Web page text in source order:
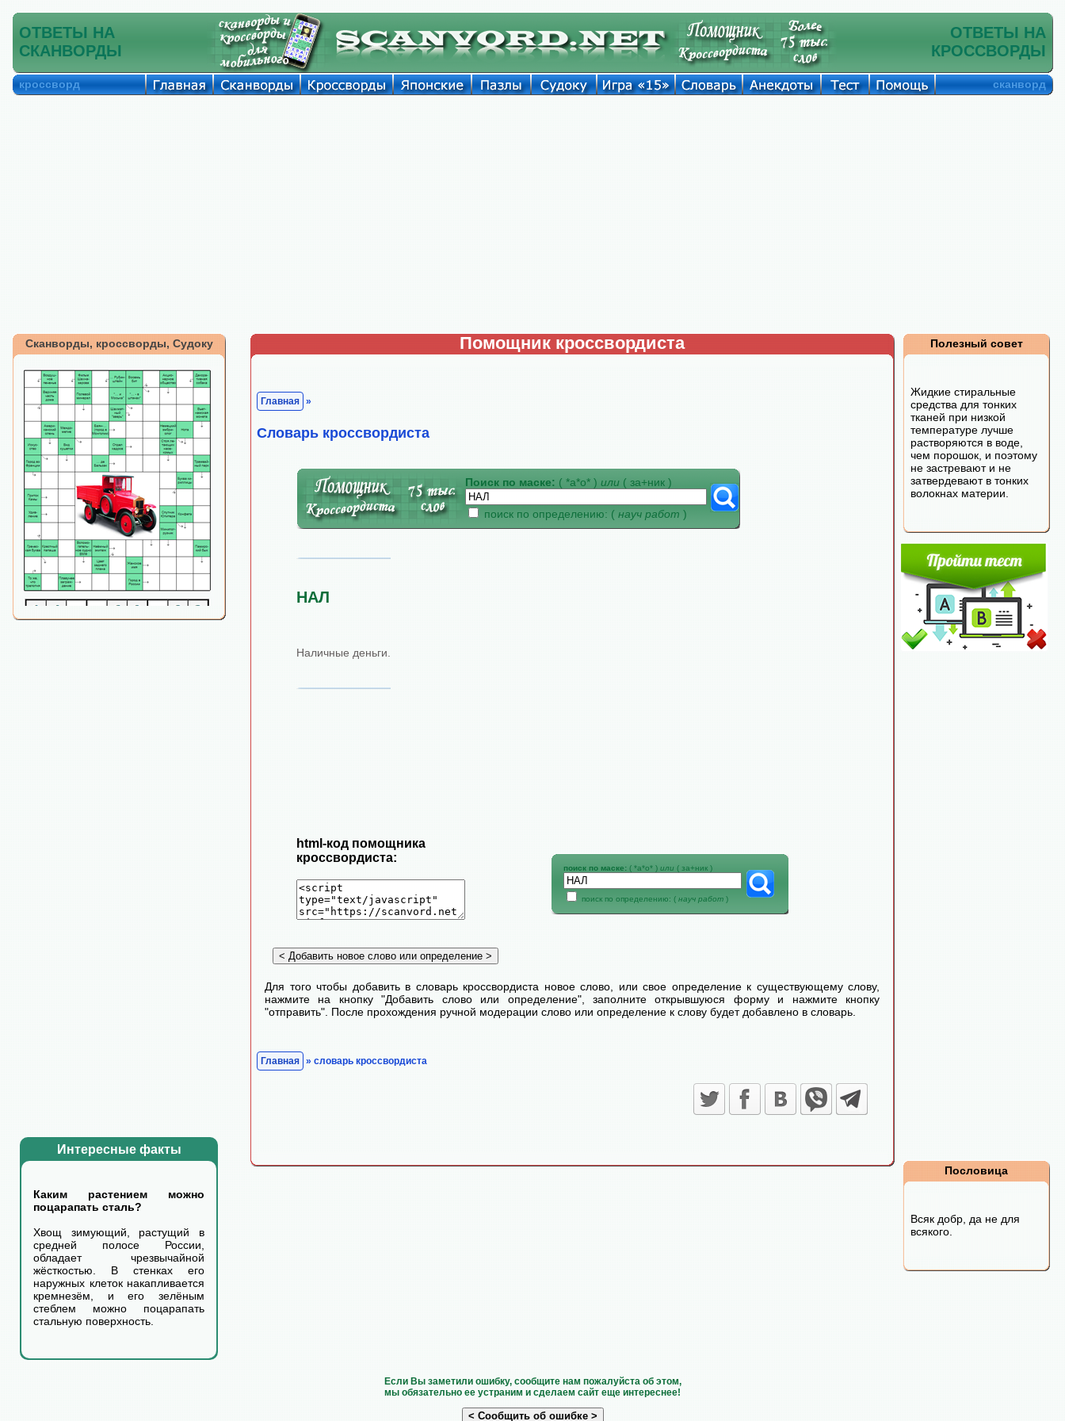
ОТВЕТЫ НА
СКАНВОРДЫ
ОТВЕТЫ НА
КРОССВОРДЫ
кроссворд сканворд
Сканворды, кроссворды, Судоку
Интересные факты
Каким растением можно
поцарапать сталь?
Хвощ зимующий, растущий в
средней полосе России,
обладает чрезвычайной
жёсткостью. В стенках его
наружных клеток накапливается
кремнезём, и его зелёным
стеблем можно поцарапать
стальную поверхность.
Помощник кроссвордиста
Главная »
Cловарь кроссвордиста
Поиск по маске: ( *а*о* ) или ( за+ник )
поиск по определению: ( науч работ )
НАЛ
Наличные деньги.
html-код помощника
кроссвордиста:
поиск по маске: ( *а*о* ) или ( за+ник )
поиск по определению: ( науч работ )
Для того чтобы добавить в словарь кроссвордиста новое слово, или свое определение к существующему слову,
нажмите на кнопку "Добавить слово или определение", заполните открывшуюся форму и нажмите кнопку
"отправить". После прохождения ручной модерации слово или определение к слову будет добавлено в словарь.
Главная » словарь кроссвордиста
Полезный совет
Жидкие стиральные
средства для тонких
тканей при низкой
температуре лучше
растворяются в воде,
чем порошок, и поэтому
не застревают и не
затвердевают в тонких
волокнах материи.
Пословица
Всяк добр, да не для
всякого.
Если Вы заметили ошибку, сообщите нам пожалуйста об этом,
мы обязательно ее устраним и сделаем сайт еще интереснее!